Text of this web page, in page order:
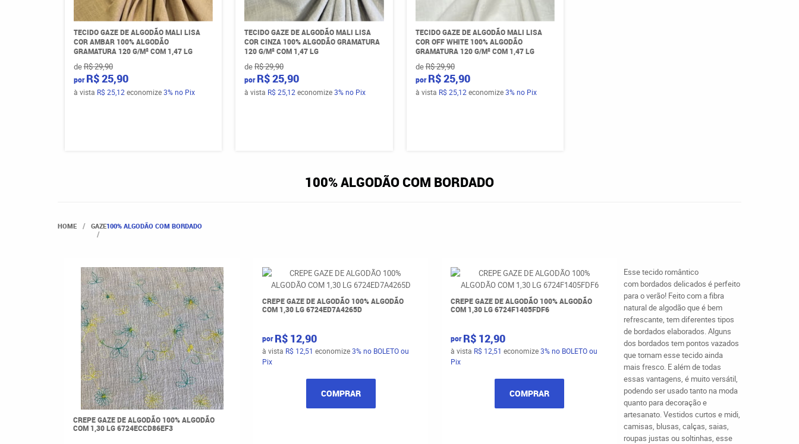
TECIDO GAZE DE ALGODÃO MALI LISA
COR AMBAR 100% ALGODÃO
GRAMATURA 120 G/M² COM 1,47 LG
deR$ 29,90
por R$ 25,90
à vista R$ 25,12 economize3% no Pix
TECIDO GAZE DE ALGODÃO MALI LISA
COR CINZA 100% ALGODÃO GRAMATURA
120 G/M² COM 1,47 LG
deR$ 29,90
por R$ 25,90
à vista R$ 25,12 economize3%no Pix
TECIDO GAZE DE ALGODÃO MALI LISA
COR OFF WHITE 100% ALGODÃO
GRAMATURA 120 G/M² COM 1,47 LG
deR$ 29,90
por R$ 25,90
à vista R$ 25,12 economize3% no Pix
100% ALGODÃO COM BORDADO
HOME GAZE100% ALGODÃO COM BORDADO
CREPE GAZE DE ALGODÃO 100% ALGODÃO
COM 1,30 LG 6724ECCD86EF3
CREPE GAZE DE ALGODÃO 100% ALGODÃO
COM 1,30 LG 6724ED7A4265D
por R$ 12,90
à vista R$ 12,51 economize3%no BOLETO ou
Pix
COMPRAR
CREPE GAZE DE ALGODÃO 100% ALGODÃO
COM 1,30 LG 6724F1405FDF6
por R$ 12,90
à vista R$ 12,51 economize3% no BOLETO ou
Pix
COMPRAR
Esse tecido romântico
com bordados delicados é perfeito
para o verão! Feito com a fibra
natural de algodão que é bem
refrescante, tem diferentes tipos
de bordados elaborados. Alguns
dos bordados tem pontos vazados
que tornam esse tecido ainda
mais fresco. E além de todas
essas vantagens, é muito versátil,
podendo ser usado tanto na moda
quanto para decoração e
artesanato. Vestidos curtos e midi,
camisas, blusas, calças, saias,
roupas justas ou soltinhas, esse